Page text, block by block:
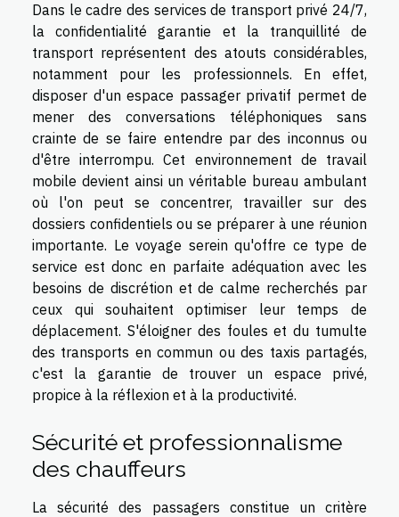
Dans le cadre des services de transport privé 24/7,
la confidentialité garantie et la tranquillité de
transport représentent des atouts considérables,
notamment pour les professionnels. En effet,
disposer d'un espace passager privatif permet de
mener des conversations téléphoniques sans
crainte de se faire entendre par des inconnus ou
d'être interrompu. Cet environnement de travail
mobile devient ainsi un véritable bureau ambulant
où l'on peut se concentrer, travailler sur des
dossiers confidentiels ou se préparer à une réunion
importante. Le voyage serein qu'offre ce type de
service est donc en parfaite adéquation avec les
besoins de discrétion et de calme recherchés par
ceux qui souhaitent optimiser leur temps de
déplacement. S'éloigner des foules et du tumulte
des transports en commun ou des taxis partagés,
c'est la garantie de trouver un espace privé,
propice à la réflexion et à la productivité.
Sécurité et professionnalisme
des chauffeurs
La sécurité des passagers constitue un critère